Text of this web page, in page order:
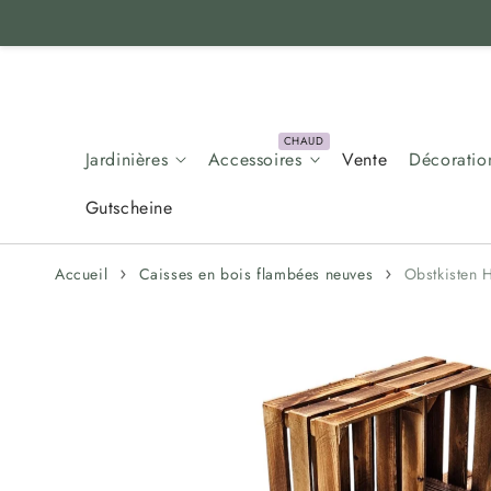
Aller au
Jardinières Accessoires Vente
Gutscheine
Accueil Caisses en bois flambées neuves Obstkisten